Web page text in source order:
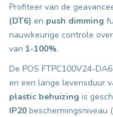
Profiteer van de
(DT6) en push dimming
nauwkeurige controle
van 1-100%.
De POS FTPC100V24-
en een lange levensduur
plastic behuizing is
IP20 beschermingsniveau